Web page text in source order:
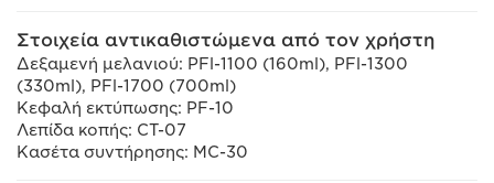
Στοιχεία αντικαθιστώμενα από τον χρήστη
Δεξαμενή μελανιού: PFl-1100 (160ml), PFl-1300
(330ml), PFl-1700 (700ml)
Κεφαλή εκτύπωσης: PF-10
Λεπίδα κοπής: CT-07
Κασέτα συντήρησης: MC-30